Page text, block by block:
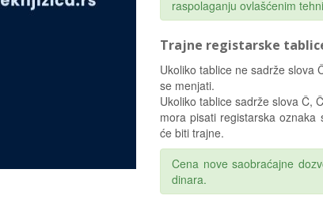
raspolaganju ovlašćenim
Trajne registarske
Ukoliko tablice ne sadrže slova
se menjati.
Ukoliko tablice sadrže slova Č,
mora pisati registarska
će biti trajne.
Cena nove saobraćajne
dinara.